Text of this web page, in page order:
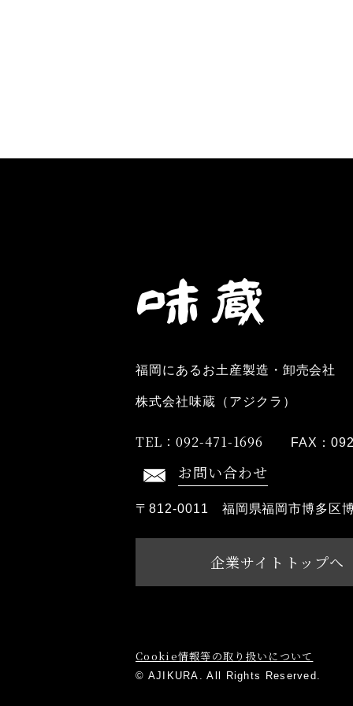
福岡にあるお土産製造・卸売会社
株式会社味蔵（アジクラ）
TEL： 092-471-1696 FAX：
お問い合わせ
〒812-0011 福岡県福岡市博多区
企業サイトトップへ
Cookie情報等の取り扱いについて
© AJIKURA. All Rights Reserved.